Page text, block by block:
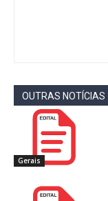
OUTRAS NOTÍCIAS
Gerais